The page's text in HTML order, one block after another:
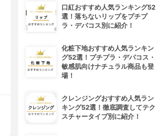
口紅おすすめ人気ランキング52
選！落ちないリップをプチプ
ラ・デパコス別に紹介！
化粧下地おすすめ人気ランキン
グ52選！プチプラ・デパコス・
敏感肌向けナチュラル商品も登
場！
クレンジングおすすめ人気ラン
キング52選！徹底調査してテク
スチャータイプ別に紹介！